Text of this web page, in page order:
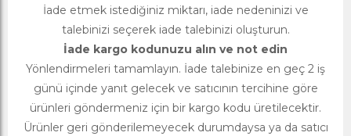
İade etmek istediğiniz miktarı, iade nedeninizi ve
talebinizi seçerek iade talebinizi oluşturun.
İade kargo kodunuzu alın ve not edin
Yönlendirmeleri tamamlayın. İade talebinize en geç 2 iş
günü içinde yanıt gelecek ve satıcının tercihine göre
ürünleri göndermeniz için bir kargo kodu üretilecektir.
Ürünler geri gönderilemeyecek durumdaysa ya da satıcı